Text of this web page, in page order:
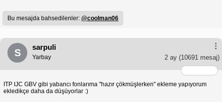
Bu mesajda bahsedilenler: @coolman06
S
sarpuli
2 ay (10691 mesaj)
Yarbay
ITP IJC GBV gibi yabancı fonlarıma ''hazır çökmüşlerken'' ekleme yapıyorum
ekledikçe daha da düşüyorlar :)